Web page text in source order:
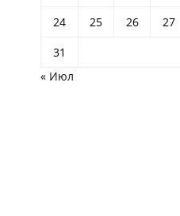
24
25 26 27
31
« Июл